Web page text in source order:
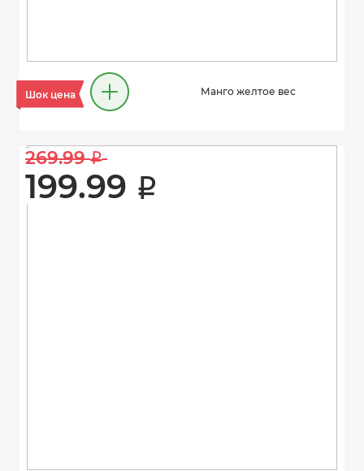
Шок цена Манго желтое вес
269.99 i
199.99 i